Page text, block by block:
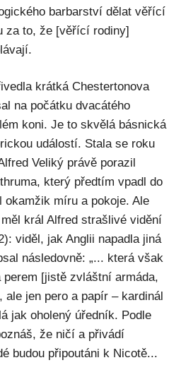
barbarství dělat věřící
za to, že [věřící rodiny]
krátká Chestertonova
na počátku dvacátého
koni. Je to skvělá básnická
událostí. Stala se roku
Veliký právě porazil
který předtím vpadl do
okamžik míru a pokoje. Ale
král Alfred strašlivé vidění
viděl, jak Anglii napadla jiná
následovně: „... která však
[jistě zvláštní armáda,
ale jen pero a papír – kardinál
jak oholený úředník. Podle
že ničí a přivádí
budou připoutáni k Nicotě...